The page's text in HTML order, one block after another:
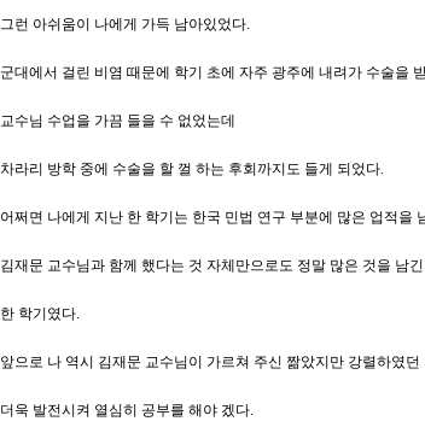
그런 아쉬움이 나에게 가득 남아있었다.
군대에서 걸린 비염 때문에 학기 초에 자주 광주에 내려가 수술을
교수님 수업을 가끔 들을 수 없었는데
차라리 방학 중에 수술을 할 껄 하는 후회까지도 들게 되었다.
어쩌면 나에게 지난 한 학기는 한국 민법 연구 부분에 많은 업적을
김재문 교수님과 함께 했다는 것 자체만으로도 정말 많은 것을 남긴
한 학기였다.
앞으로 나 역시 김재문 교수님이 가르쳐 주신 짦았지만 강렬하였던
더욱 발전시켜 열심히 공부를 해야 겠다.